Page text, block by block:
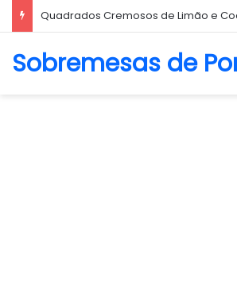
Biscoito Amanteigado
Sobremesas de